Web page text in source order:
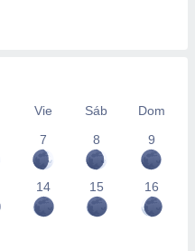
Vie Sáb
Dom
7 8 9
14 15 16